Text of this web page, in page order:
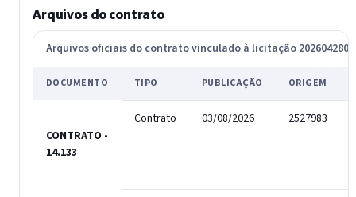
Arquivos do contrato
Arquivos oficiais do contrato vinculado à licitação
DOCUMENTO TIPO PUBLICAÇÃO ORIGEM
CONTRATO -
14.133
Contrato 03/08/2026 2527983